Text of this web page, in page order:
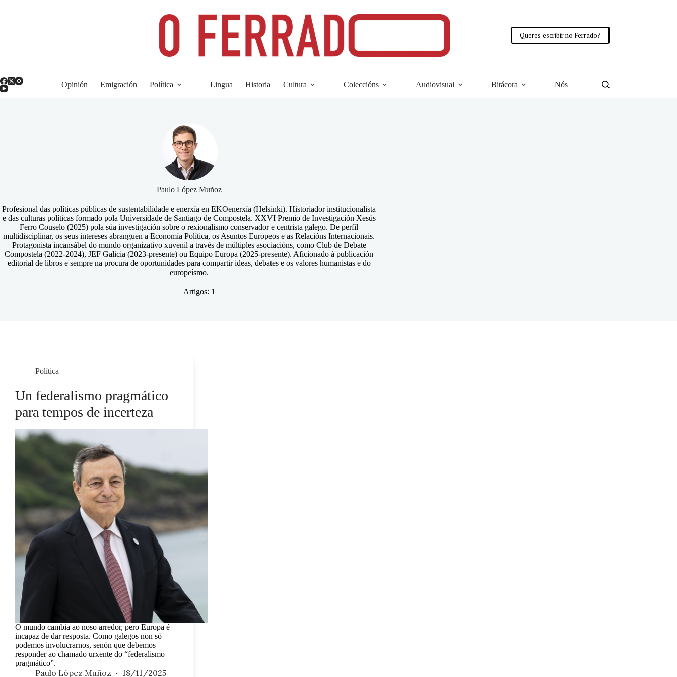
Queres escribir no Ferrado?
Opinión Emigración Política Lingua Historia Cultura Coleccións Audiovisual Bitácora Nós
Paulo López Muñoz
Profesional das políticas públicas de sustentabilidade e enerxía en EKOenerxía (Helsinki). Historiador institucionalista
e das culturas políticas formado pola Universidade de Santiago de Compostela. XXVI Premio de Investigación Xesús
Ferro Couselo (2025) pola súa investigación sobre o rexionalismo conservador e centrista galego. De perfil
multidisciplinar, os seus intereses abranguen a Economía Política, os Asuntos Europeos e as Relacións Internacionais.
Protagonista incansábel do mundo organizativo xuvenil a través de múltiples asociacións, como Club de Debate
Compostela (2022-2024), JEF Galicia (2023-presente) ou Equipo Europa (2025-presente). Aficionado á publicación
editorial de libros e sempre na procura de oportunidades para compartir ideas, debates e os valores humanistas e do
europeísmo.
Artigos: 1
Política
Un federalismo pragmático
para tempos de incerteza
O mundo cambia ao noso arredor, pero Europa é
incapaz de dar resposta. Como galegos non só
podemos involucrarnos, senón que debemos
responder ao chamado urxente do “federalismo
pragmático”.
Paulo López Muñoz 18/11/2025